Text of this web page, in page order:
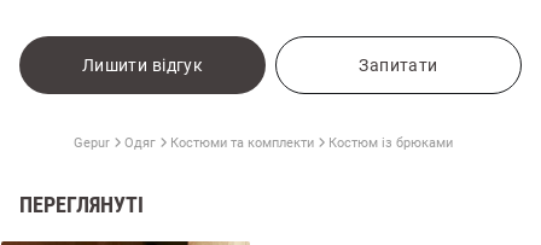
Лишити відгук Запитати
Gepur Одяг Костюми та комплекти Костюм із брюками
ПЕРЕГЛЯНУТІ